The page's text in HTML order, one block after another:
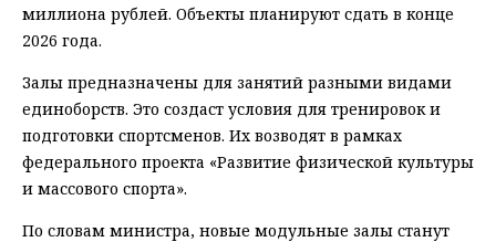
миллиона рублей. Объекты планируют сдать в конце
2026 года.
Залы предназначены для занятий разными видами
единоборств. Это создаст условия для тренировок и
подготовки спортсменов. Их возводят в рамках
федерального проекта «Развитие физической культуры
и массового спорта».
По словам министра, новые модульные залы станут